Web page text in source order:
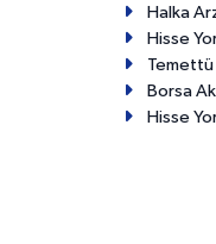
Halka
Hisse
Temettü
Borsa
Hisse